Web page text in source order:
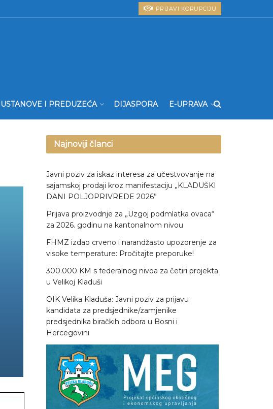
PRIJAVI KORUPCIJU
I PREDUZEĆA DIJASPORA E-UPRAVA
Najnoviji članci
Javni poziv za iskaz interesa za učestvovanje na
sajamskoj prodaji kroz manifestaciju „KLADUŠKI
DANI POLJOPRIVREDE 2026”
Prijava proizvodnje za „Uzgoj podmlatka ovaca“
za 2026. godinu na kantonalnom nivou
FHMZ izdao crveno i narandžasto upozorenje za
visoke temperature: Pročitajte preporuke!
300.000 KM s federalnog nivoa za četiri projekta
u Velikoj Kladuši
OIK Velika Kladuša: Javni poziv za prijavu
kandidata za predsjednike/zamjenike
predsjednika biračkih odbora u Bosni i
Hercegovini